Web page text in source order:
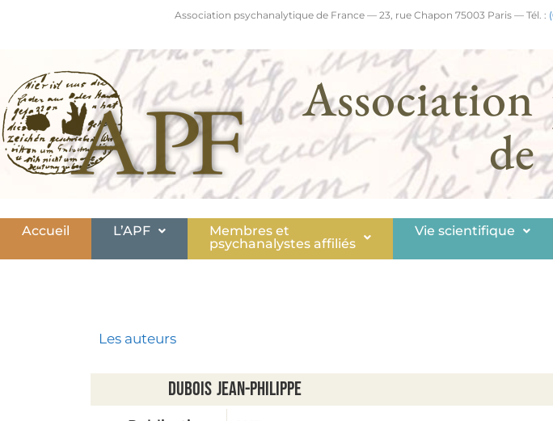
Association psychanalytique de France — 23, rue Chapon 75003 Paris — Tél. :
Association
de
Accueil L’APF
Membres et
psychanalystes affiliés
Vie scientifique
Les auteurs
Dubois Jean-Philippe